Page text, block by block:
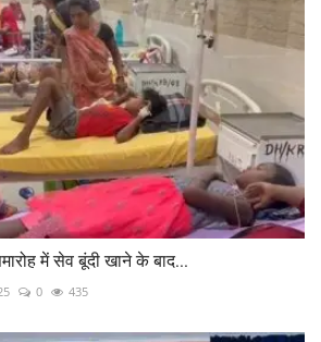
में सेव बूंदी खाने के बाद...
0 435